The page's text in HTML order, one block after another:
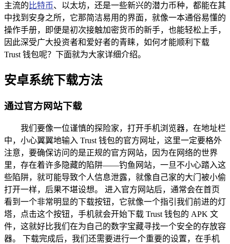
主流的 比特币、以太坊，还是一些新兴的潜力币种，都能在其
中找到安身之所，它那简洁易用的界面，就像一本通俗易懂的
操作手册，即便是初次接触加密货币的新手，也能轻松上手，
因此深受广大投资者和爱好者的青睐，如何才能顺利下载
Trust 钱包呢？下面就为大家详细介绍。
安卓系统下载方法
通过官方网站下载
我们要像一位谨慎的探险家，打开手机浏览器，在地址栏
中，小心翼翼地输入 Trust 钱包的官方网址，这里一定要格外
注意，要确保访问的是正规的官方网站，因为在网络的世界
里，存在着许多隐藏的陷阱——钓鱼网站，一旦不小心踏入这
些陷阱，就可能导致个人信息泄露，就像自己家的大门被小偷
打开一样，后果不堪设想。 进入官方网站后，通常会在首页
看到一个非常明显的下载按钮，它就像一个指引我们前进的灯
塔，点击这个按钮，手机就会开始下载 Trust 钱包的 APK 文
件，这就好比我们在为自己的数字宝藏寻找一个安全的存放容
器。 下载完成后，我们还需要进行一个重要的设置，在手机